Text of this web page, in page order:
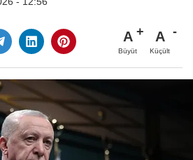
A
Büyüt
A
Küçült